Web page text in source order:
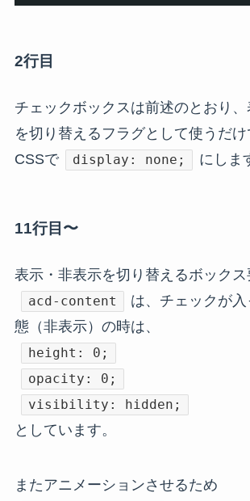
2行目
チェックボックスは前述のとおり
を切り替えるフラグとして使うだけ
CSSで
display: none; にしま
11行目〜
表示・非表示を切り替えるボックス
acd-content
は、チェックが
態（非表示）の時は、
height: 0;
opacity: 0;
visibility: hidden;
としています。
またアニメーションさせるため